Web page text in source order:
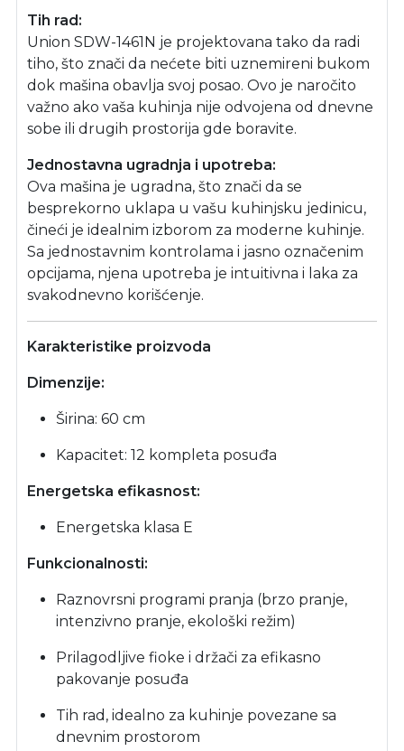
Tih rad:
Union SDW-1461N je projektovana tako da radi
tiho, što znači da nećete biti uznemireni bukom
dok mašina obavlja svoj posao. Ovo je naročito
važno ako vaša kuhinja nije odvojena od dnevne
sobe ili drugih prostorija gde boravite.
Jednostavna ugradnja i upotreba:
Ova mašina je ugradna, što znači da se
besprekorno uklapa u vašu kuhinjsku jedinicu,
čineći je idealnim izborom za moderne kuhinje.
Sa jednostavnim kontrolama i jasno označenim
opcijama, njena upotreba je intuitivna i laka za
svakodnevno korišćenje.
Karakteristike proizvoda
Dimenzije:
Širina: 60 cm
Kapacitet: 12 kompleta posuđa
Energetska efikasnost:
Energetska klasa E
Funkcionalnosti:
Raznovrsni programi pranja (brzo pranje,
intenzivno pranje, ekološki režim)
Prilagodljive fioke i držači za efikasno
pakovanje posuđa
Tih rad, idealno za kuhinje povezane sa
dnevnim prostorom